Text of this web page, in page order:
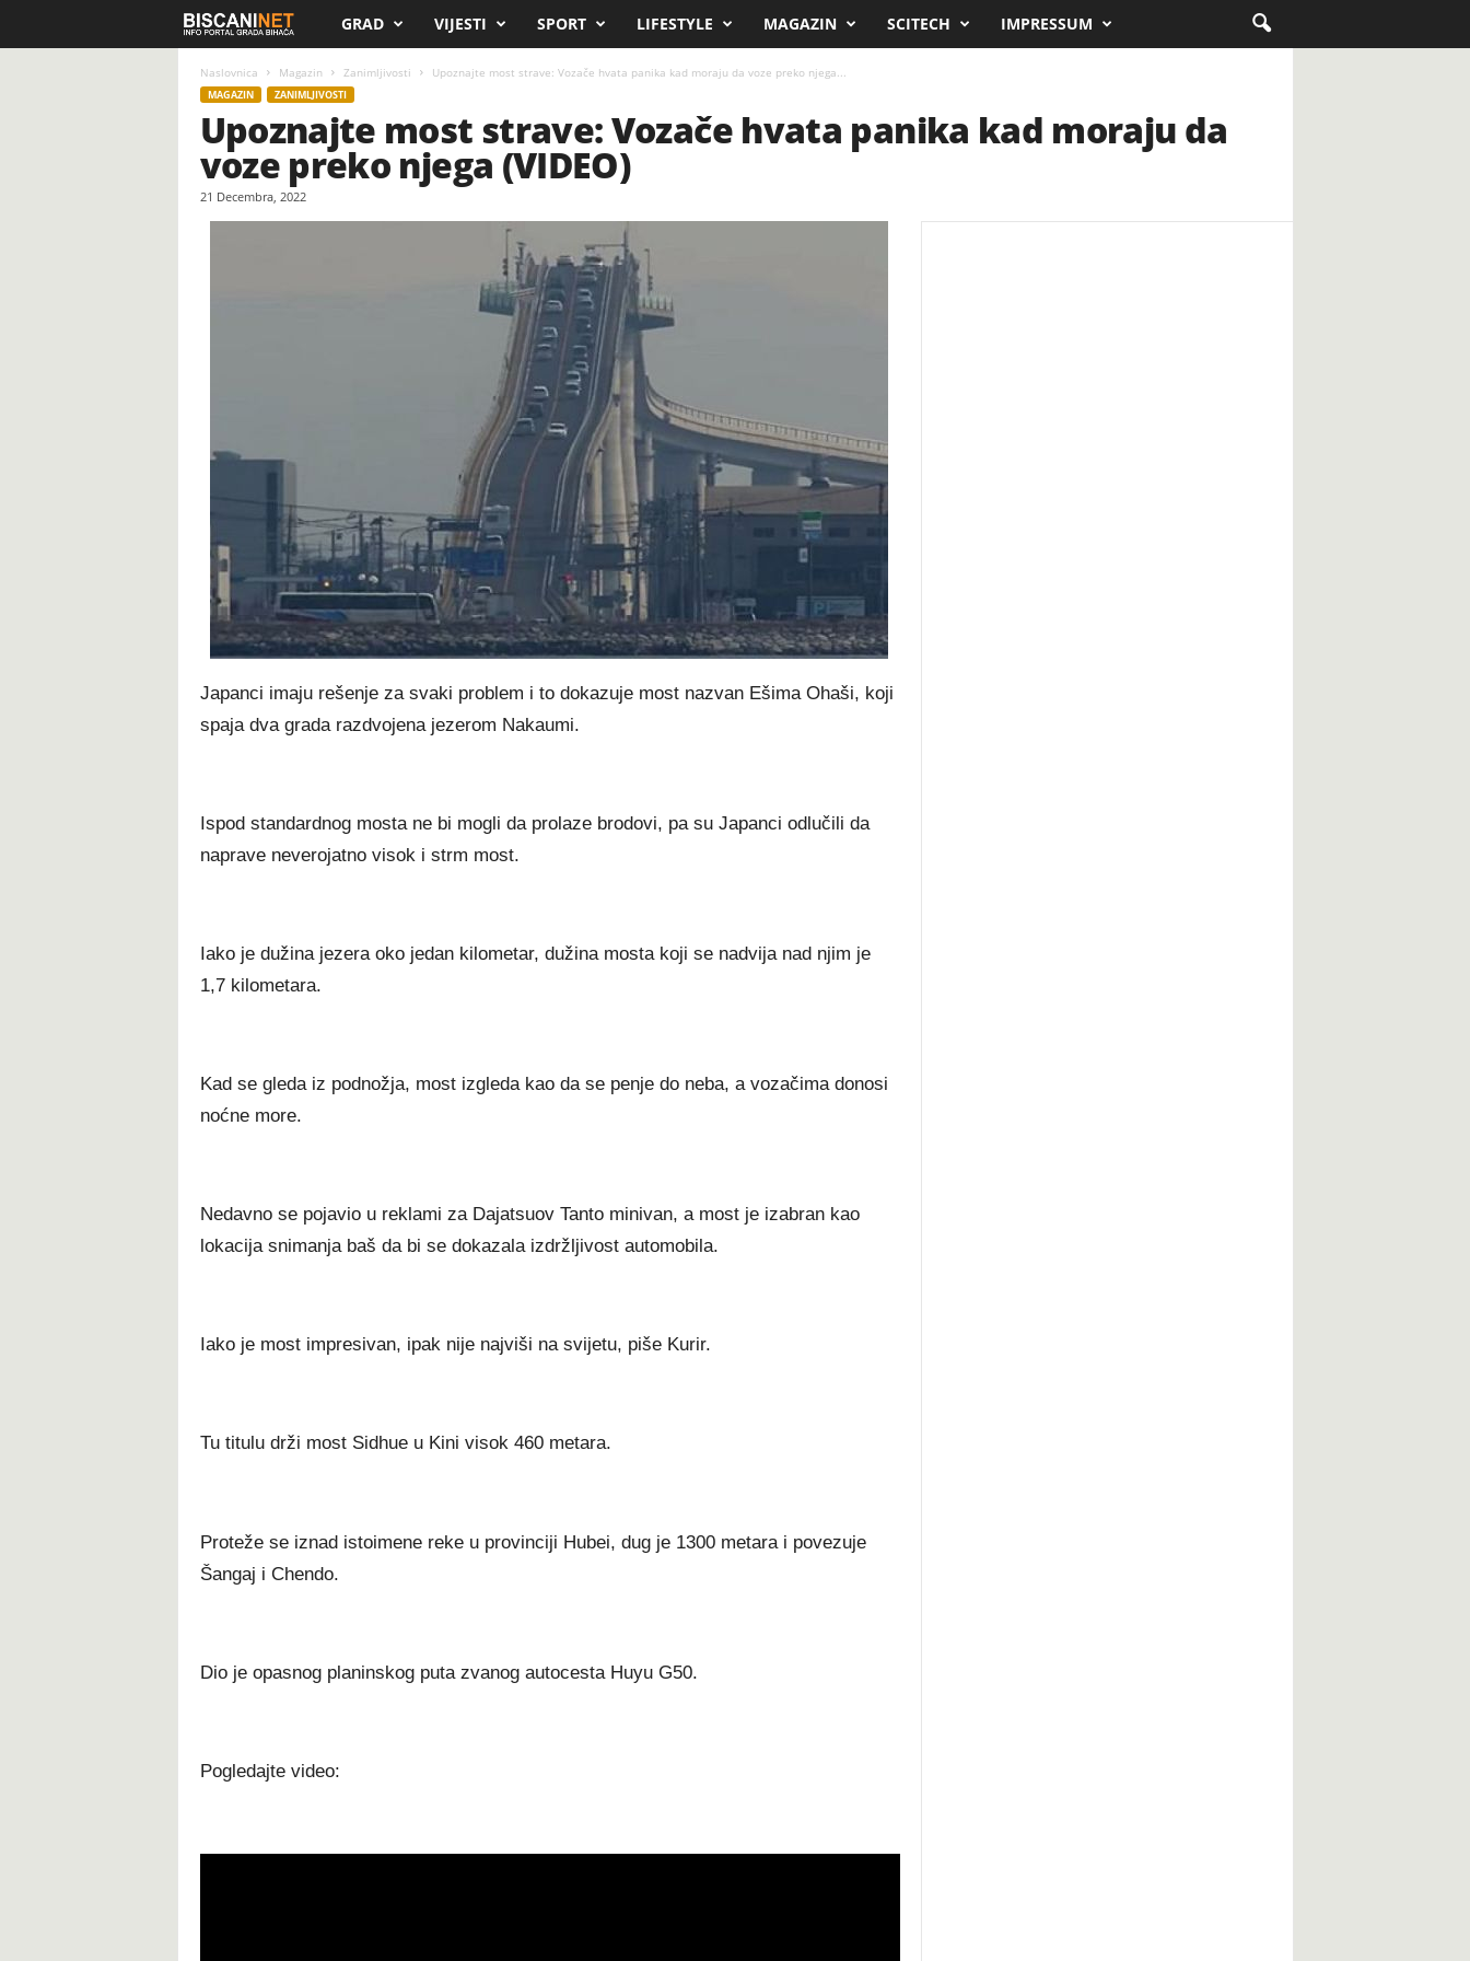
c
t
GRAD VIJESTI SPORT LIFESTYLE MAGAZIN SCITECH IMPRESSUM
Naslovnica Magazin Zanimljivosti Upoznajte most strave: Vozače hvata panika kad moraju da voze preko njega...
MAGAZIN ZANIMLJIVOSTI
Upoznajte most strave: Vozače hvata panika kad moraju da
voze preko njega (VIDEO)
21 Decembra, 2022
Japanci imaju rešenje za svaki problem i to dokazuje most nazvan Ešima Ohaši, koji
spaja dva grada razdvojena jezerom Nakaumi.
Ispod standardnog mosta ne bi mogli da prolaze brodovi, pa su Japanci odlučili da
naprave neverojatno visok i strm most.
Iako je dužina jezera oko jedan kilometar, dužina mosta koji se nadvija nad njim je
1,7 kilometara.
Kad se gleda iz podnožja, most izgleda kao da se penje do neba, a vozačima donosi
noćne more.
Nedavno se pojavio u reklami za Dajatsuov Tanto minivan, a most je izabran kao
lokacija snimanja baš da bi se dokazala izdržljivost automobila.
Iako je most impresivan, ipak nije najviši na svijetu, piše Kurir.
Tu titulu drži most Sidhue u Kini visok 460 metara.
Proteže se iznad istoimene reke u provinciji Hubei, dug je 1300 metara i povezuje
Šangaj i Chendo.
Dio je opasnog planinskog puta zvanog autocesta Huyu G50.
Pogledajte video: